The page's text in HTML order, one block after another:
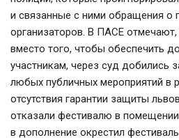
и связанные с ними обращения
организаторов. В ПАСЕ отмечают,
вместо того, чтобы обеспечить
участникам, через суд добились
любых публичных мероприятий в
отсутствия гарантии защиты
отказали фестивалю в
в дополнение окрестил